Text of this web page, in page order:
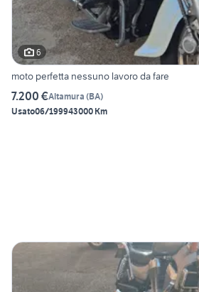
6
moto perfetta nessuno lavoro da fare
7.200 €Altamura (BA)
Usato06/199943000 Km